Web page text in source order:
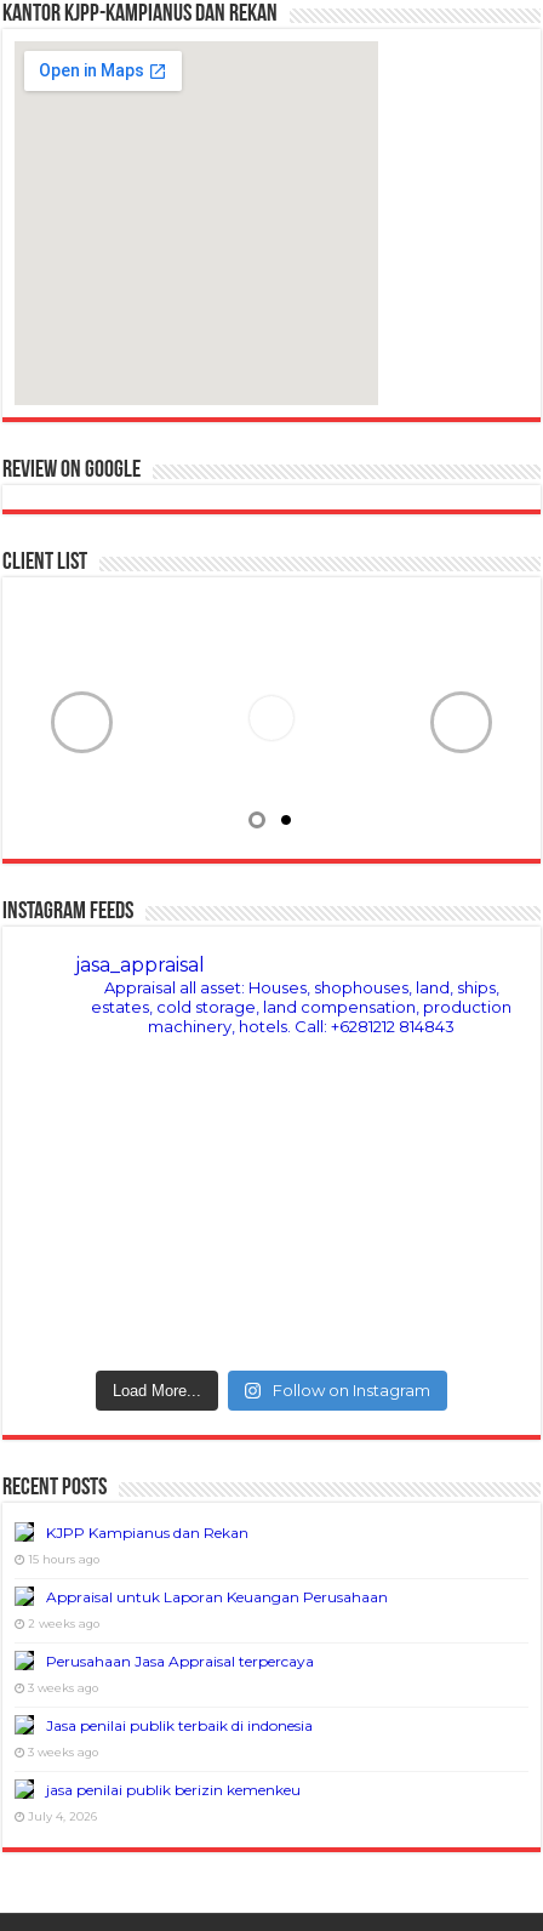
Kantor KJPP-KAMPIANUS dan REKAN
wordpress themes
Review on google
Client List
Instagram Feeds
jasa_appraisal
Appraisal all asset: Houses, shophouses, land, ships,
estates, cold storage, land compensation, production
machinery, hotels. Call: +6281212 814843
Load More... Follow on Instagram
Recent Posts
KJPP Kampianus dan Rekan
15 hours ago
Appraisal untuk Laporan Keuangan Perusahaan
2 weeks ago
Perusahaan Jasa Appraisal terpercaya
3 weeks ago
Jasa penilai publik terbaik di indonesia
3 weeks ago
jasa penilai publik berizin kemenkeu
July 4, 2026